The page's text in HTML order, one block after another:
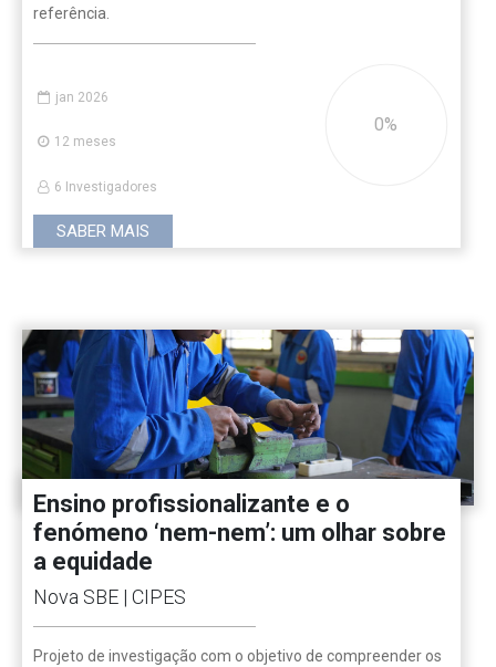
referência.
0
jan 2026
12 meses
6 Investigadores
SABER MAIS
Ensino profissionalizante e o
fenómeno ‘nem-nem’: um olhar sobre
a equidade
Nova SBE | CIPES
Projeto de investigação com o objetivo de compreender os